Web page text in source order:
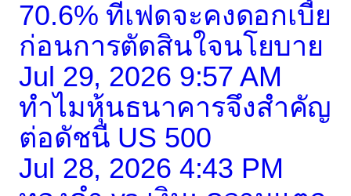
70.6% ที่เฟดจะคงดอกเบี้ย
ก่อนการตัดสินใจนโยบาย
Jul 29, 2026 9:57 AM
ทำไมหุ้นธนาคารจึงสำคัญ
ต่อดัชนี US 500
Jul 28, 2026 4:43 PM